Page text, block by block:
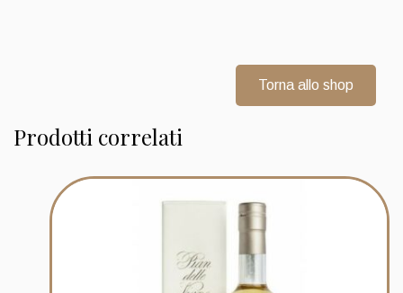
Torna allo shop
Prodotti correlati